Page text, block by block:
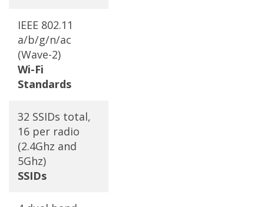
Wi-Fi
Standards
IEEE 802.11
a/b/g/n/ac
(Wave-2)
SSIDs
32 SSIDs total,
16 per radio
(2.4Ghz and
5Ghz)